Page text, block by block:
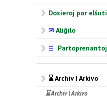
Dosieroj por elŝuti
✉ Aliĝilo
☰ Partoprenantoj
⌛ Archiv | Arkivo
⌛ Archiv | Arkivo